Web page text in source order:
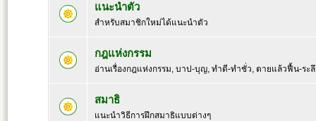
แนะนำตัว
สำหรับสมาชิกใหม่ได้แนะนำตัว
กฎแห่งกรรม
อ่านเรื่องกฎแห่งกรรม, บาป-บุญ, ทำดี-ทำชั่ว, ตายแล้วฟื้น-ระ
สมาธิ
แนะนำวิธีการฝึกสมาธิแบบต่างๆ